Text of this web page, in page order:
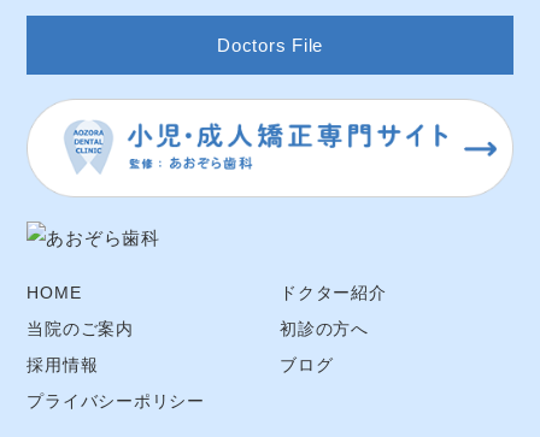
Doctors File
HOME
ドクター紹介
当院のご案内
初診の方へ
採用情報
ブログ
プライバシーポリシー